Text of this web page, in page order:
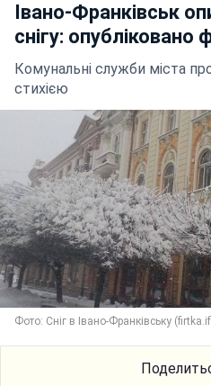
Івано-Франківськ
снігу: опубліковано
Комунальні служби міста
стихією
Фото: Сніг в Івано-Франківську